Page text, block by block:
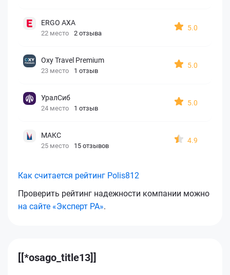
ERGO AXA
22 место 2 отзыва
5.0
Oxy Travel Premium
23 место 1 отзыв
5.0
УралСиб
24 место 1 отзыв
5.0
МАКС
25 место 15 отзывов
4.9
Как считается рейтинг Polis812
Проверить рейтинг надежности компании можно
на сайте «Эксперт РА».
[[*osago_title13]]